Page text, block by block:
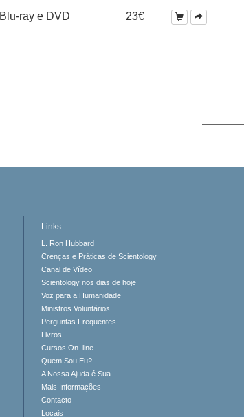
Blu-ray e DVD 23€
Links
L. Ron Hubbard
Crenças e Práticas de Scientology
Canal de Vídeo
Scientology nos dias de hoje
Voz para a Humanidade
Ministros Voluntários
Perguntas Frequentes
Livros
Cursos On–line
Quem Sou Eu?
A Nossa Ajuda é Sua
Mais Informações
Contacto
Locais